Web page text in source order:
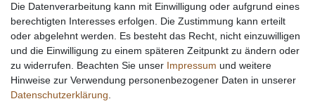
Die Datenverarbeitung kann mit Einwilligung oder aufgrund eines
berechtigten Interesses erfolgen. Die Zustimmung kann erteilt
oder abgelehnt werden. Es besteht das Recht, nicht einzuwilligen
und die Einwilligung zu einem späteren Zeitpunkt zu ändern oder
zu widerrufen. Beachten Sie unser Impressum und weitere
Hinweise zur Verwendung personenbezogener Daten in unserer
Daten­schutz­erklärung